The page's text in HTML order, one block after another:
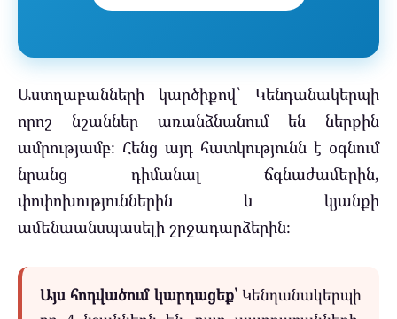
Աստղաբանների կարծիքով՝ Կենդանակերպի
որոշ նշաններ առանձնանում են ներքին
ամրությամբ։ Հենց այդ հատկությունն է օգնում
նրանց դիմանալ ճգնաժամերին,
փոփոխություններին և կյանքի
ամենաանսպասելի շրջադարձերին։
Այս հոդվածում կարդացեք՝Կենդանակերպի